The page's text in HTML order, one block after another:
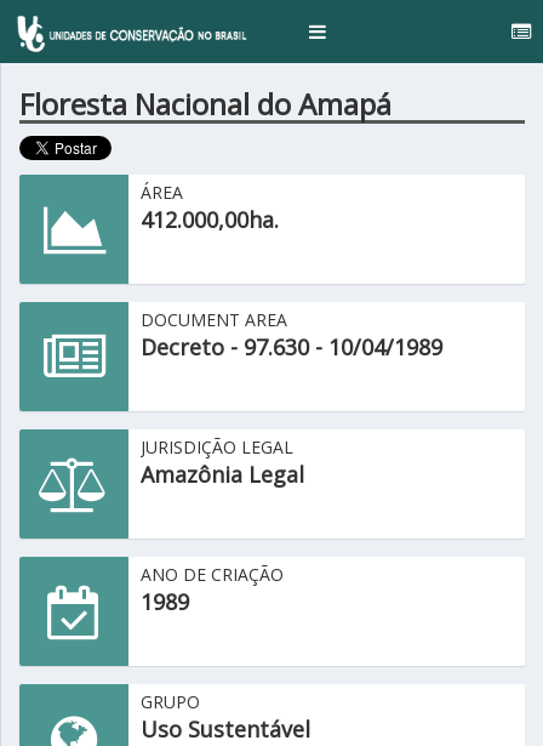
Toggle
Floresta Nacional do Amapá
ÁREA
412.000,00ha.
DOCUMENT AREA
Decreto - 97.630 - 10/04/1989
JURISDIÇÃO LEGAL
Amazônia Legal
ANO DE CRIAÇÃO
1989
GRUPO
Uso Sustentável